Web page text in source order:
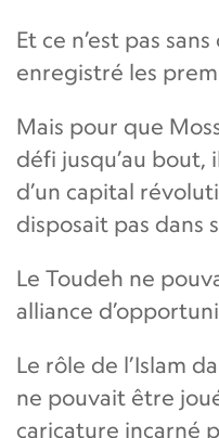
Et ce n’est pas
enregistré les
Mais pour que
défi jusqu’au bout,
d’un capital
disposait pas dans
Le Toudeh ne
alliance
Le rôle de l’Islam
ne pouvait être
caricature incarné